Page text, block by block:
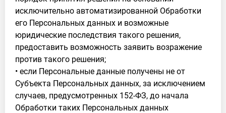
исключительно автоматизированной Обработки
его Персональных данных и возможные
юридические последствия такого решения,
предоставить возможность заявить возражение
против такого решения;
• если Персональные данные получены не от
Субъекта Персональных данных, за исключением
случаев, предусмотренных 152-ФЗ, до начала
Обработки таких Персональных данных